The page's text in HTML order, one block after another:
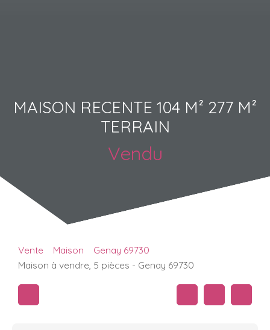
MAISON RECENTE 104 M² 277 M²
TERRAIN
Vendu
Vente Maison
Genay 69730
Maison à vendre, 5 pièces - Genay 69730